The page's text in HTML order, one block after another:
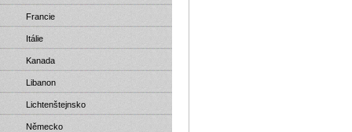
Francie
Itálie
Kanada
Libanon
Lichtenštejnsko
Německo